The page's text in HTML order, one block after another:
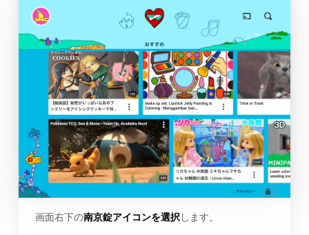
画面右下の南京錠アイコンを選択 します。